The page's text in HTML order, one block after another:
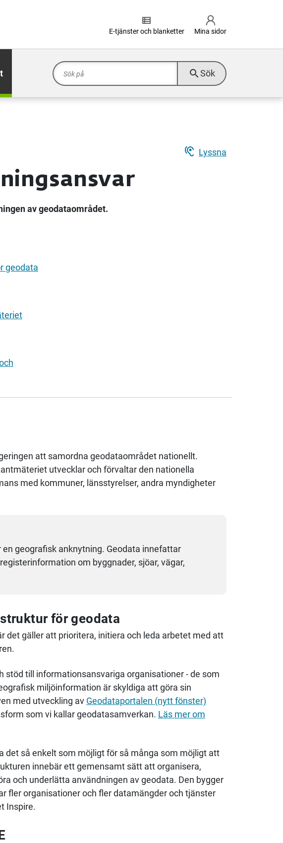
view_list
E-tjänster och blanketter Mina sidor
search Sök
hearing Lyssna
av geodataområdet.
geodata
att samordna geodataområdet nationellt.
utvecklar och förvaltar den nationella
med kommuner, länsstyrelser, andra myndigheter
geografisk anknytning. Geodata innefattar
om byggnader, sjöar, vägar,
för geodata
det gäller att prioritera, initiera och leda arbetet med att
stöd till informationsansvariga organisationer - de som
miljöinformation är skyldiga att göra sin
med utveckling av Geodataportalen (nytt fönster)
som vi kallar geodatasamverkan. Läs mer om
det så enkelt som möjligt för så många som möjligt att
innebär ett gemensamt sätt att organisera,
och underlätta användningen av geodata. Den bygger
fler organisationer och fler datamängder och tjänster
Inspire.